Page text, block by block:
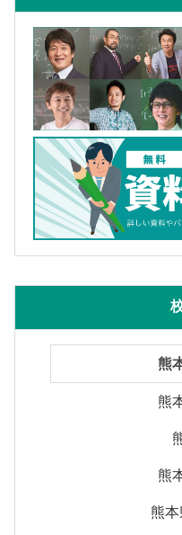
熊
熊
熊
熊